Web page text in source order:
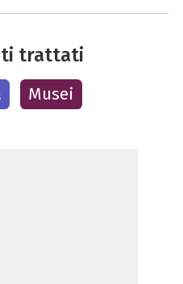
trattati
Musei